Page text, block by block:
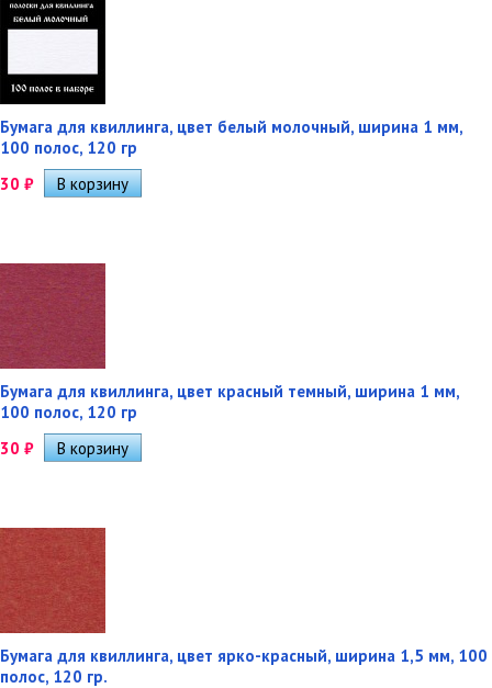
Бумага для квиллинга, цвет белый молочный, ширина 1 мм,
100 полос, 120 гр
30 ₽
Бумага для квиллинга, цвет красный темный, ширина 1 мм,
100 полос, 120 гр
30 ₽
Бумага для квиллинга, цвет ярко-красный, ширина 1,5 мм, 100
полос, 120 гр.